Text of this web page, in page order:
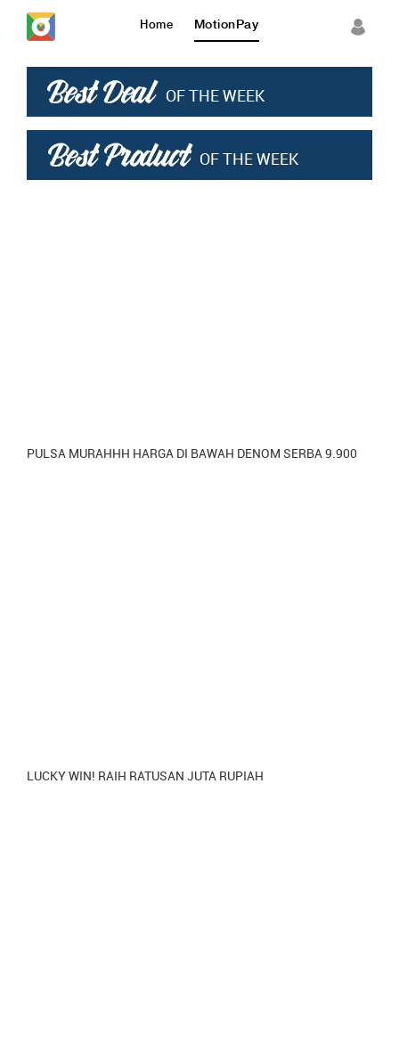
Home MotionPay
Sign in
OF THE WEEK
OF THE WEEK
PULSA MURAHHH HARGA DI BAWAH DENOM SERBA 9.900
LUCKY WIN! RAIH RATUSAN JUTA RUPIAH